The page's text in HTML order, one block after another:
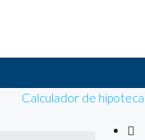
Calculador de hipoteca